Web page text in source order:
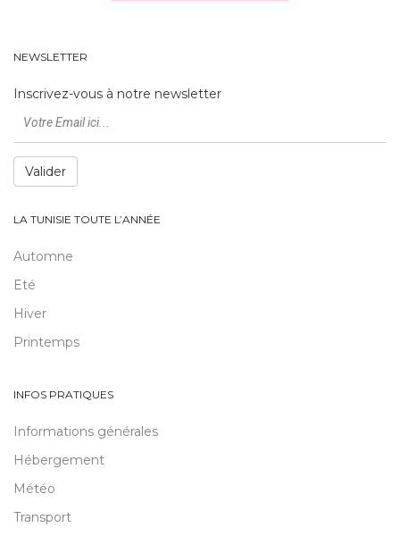
NEWSLETTER
Inscrivez-vous à notre newsletter
Valider
LA TUNISIE TOUTE L’ANNÉE
Automne
Eté
Hiver
Printemps
INFOS PRATIQUES
Informations générales
Hébergement
Météo
Transport